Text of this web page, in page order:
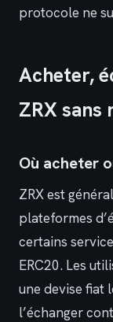
protocole ne
Acheter,
ZRX sans
Où acheter
ZRX est
plateformes
certains
ERC20. Les
une devise fiat
l’échanger